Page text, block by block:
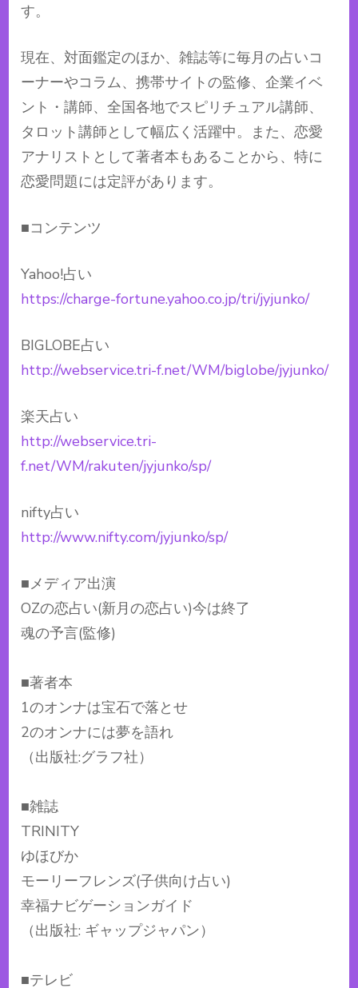
す。
現在、対面鑑定のほか、雑誌等に毎月の占いコ
ーナーやコラム、携帯サイトの監修、企業イベ
ント・講師、全国各地でスピリチュアル講師、
タロット講師として幅広く活躍中。また、恋愛
アナリストとして著者本もあることから、特に
恋愛問題には定評があります。
■コンテンツ
Yahoo!占い
https://charge-fortune.yahoo.co.jp/tri/jyjunko/
BIGLOBE占い
http://webservice.tri-f.net/WM/biglobe/jyjunko/
楽天占い
http://webservice.tri-
f.net/WM/rakuten/jyjunko/sp/
nifty占い
http://www.nifty.com/jyjunko/sp/
■メディア出演
OZの恋占い(新月の恋占い)今は終了
魂の予言(監修)
■著者本
1のオンナは宝石で落とせ
2のオンナには夢を語れ
（出版社:グラフ社）
■雑誌
TRINITY
ゆほびか
モーリーフレンズ(子供向け占い)
幸福ナビゲーションガイド
（出版社: ギャップジャパン）
■テレビ